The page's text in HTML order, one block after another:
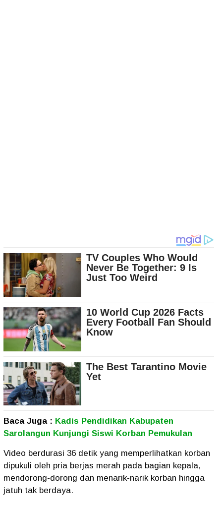
Baca Juga : Kadis Pendidikan Kabupaten
Sarolangun Kunjungi Siswi Korban Pemukulan
Video berdurasi 36 detik yang memperlihatkan korban
dipukuli oleh pria berjas merah pada bagian kepala,
mendorong-dorong dan menarik-narik korban hingga
jatuh tak berdaya.